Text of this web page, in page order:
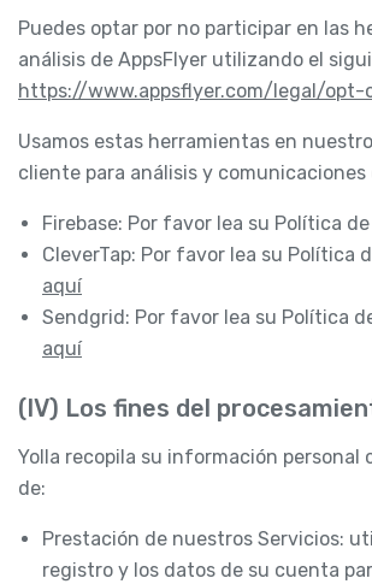
Puedes optar por no participar en las
análisis de AppsFlyer utilizando el
https://www.appsflyer.com/legal/
Usamos estas herramientas en
cliente para análisis y comunicaciones
Firebase: Por favor lea su Política
CleverTap: Por favor lea su Política
aquí
Sendgrid: Por favor lea su Política
aquí
(IV) Los fines del
Yolla recopila su información personal
de:
Prestación de nuestros Servicios:
registro y los datos de su cuenta